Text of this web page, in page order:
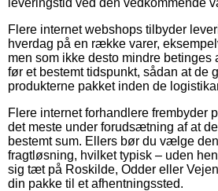
Flere internet webshops tilbyder
hverdag på en række varer,
men som ikke desto mindre betinges
før et bestemt tidspunkt, sådan at de
produkterne pakket inden de
Flere internet forhandlere frembyder
det meste under forudsætning af at
bestemt sum. Ellers bør du vælge
fragtløsning, hvilket typisk – uden
sig tæt på Roskilde, Odder eller
din pakke til et afhentningssted.